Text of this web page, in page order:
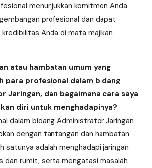
menunjukkan komitmen Anda
profesional dan dapat
Anda di mata majikan
atau hambatan umum yang
para profesional dalam bidang
Jaringan, dan bagaimana cara saya
diri untuk menghadapinya?
dalam bidang Administrator Jaringan
dengan tantangan dan hambatan
satunya adalah menghadapi jaringan
dan rumit, serta mengatasi masalah